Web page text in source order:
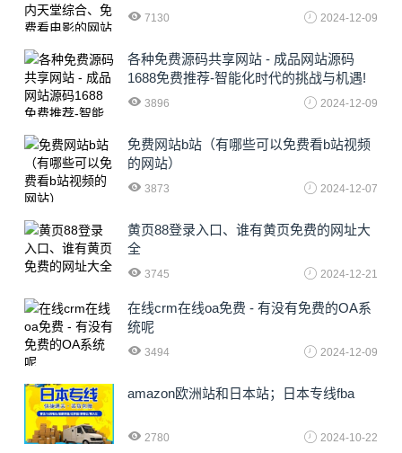
7130 2024-12-09
各种免费源码共享网站 - 成品网站源码
1688免费推荐-智能化时代的挑战与机遇!
3896 2024-12-09
免费网站b站（有哪些可以免费看b站视频
的网站）
3873 2024-12-07
黄页88登录入口、谁有黄页免费的网址大
全
3745 2024-12-21
在线crm在线oa免费 - 有没有免费的OA系
统呢
3494 2024-12-09
amazon欧洲站和日本站；日本专线fba
2780 2024-10-22